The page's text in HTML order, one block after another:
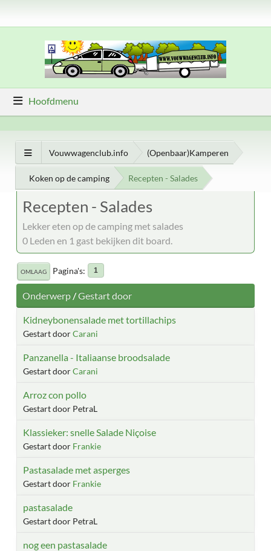
Hoofdmenu
Vouwwagenclub.info (Openbaar)Kamperen
Koken op de camping Recepten - Salades
Recepten - Salades
Lekker eten op de camping met salades
0 Leden en 1 gast bekijken dit board.
OMLAAG Pagina's 1
Onderwerp/Gestart door
Kidneybonensalade met tortillachips
Gestart doorCarani
Panzanella - Italiaanse broodsalade
Gestart doorCarani
Arroz con pollo
Gestart door PetraL
Klassieker: snelle Salade Niçoise
Gestart door Frankie
Pastasalade met asperges
Gestart door Frankie
pastasalade
Gestart door PetraL
nog een pastasalade